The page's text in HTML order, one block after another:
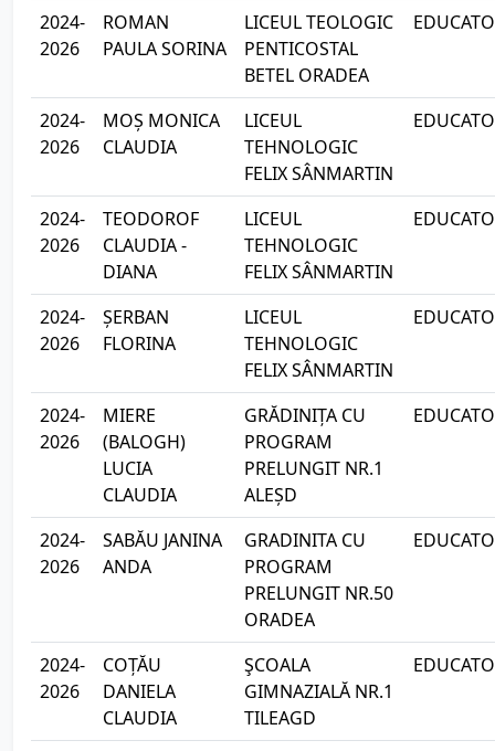
2024-
2026
ROMAN
PAULA SORINA
LICEUL TEOLOGIC
PENTICOSTAL
BETEL ORADEA
2024-
2026
MOȘ MONICA
CLAUDIA
LICEUL
TEHNOLOGIC
FELIX SÂNMARTIN
2024-
2026
TEODOROF
CLAUDIA -
DIANA
LICEUL
TEHNOLOGIC
FELIX SÂNMARTIN
2024-
2026
ȘERBAN
FLORINA
LICEUL
TEHNOLOGIC
FELIX SÂNMARTIN
2024-
2026
MIERE
(BALOGH)
LUCIA
CLAUDIA
GRĂDINIȚA CU
PROGRAM
PRELUNGIT NR.1
ALEȘD
2024-
2026
SABĂU JANINA
ANDA
GRADINITA CU
PROGRAM
PRELUNGIT NR.50
ORADEA
2024-
2026
COȚĂU
DANIELA
CLAUDIA
ŞCOALA
GIMNAZIALĂ NR.1
TILEAGD